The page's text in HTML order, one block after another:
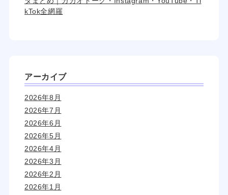
kTok全網羅
アーカイブ
2026年8月
2026年7月
2026年6月
2026年5月
2026年4月
2026年3月
2026年2月
2026年1月